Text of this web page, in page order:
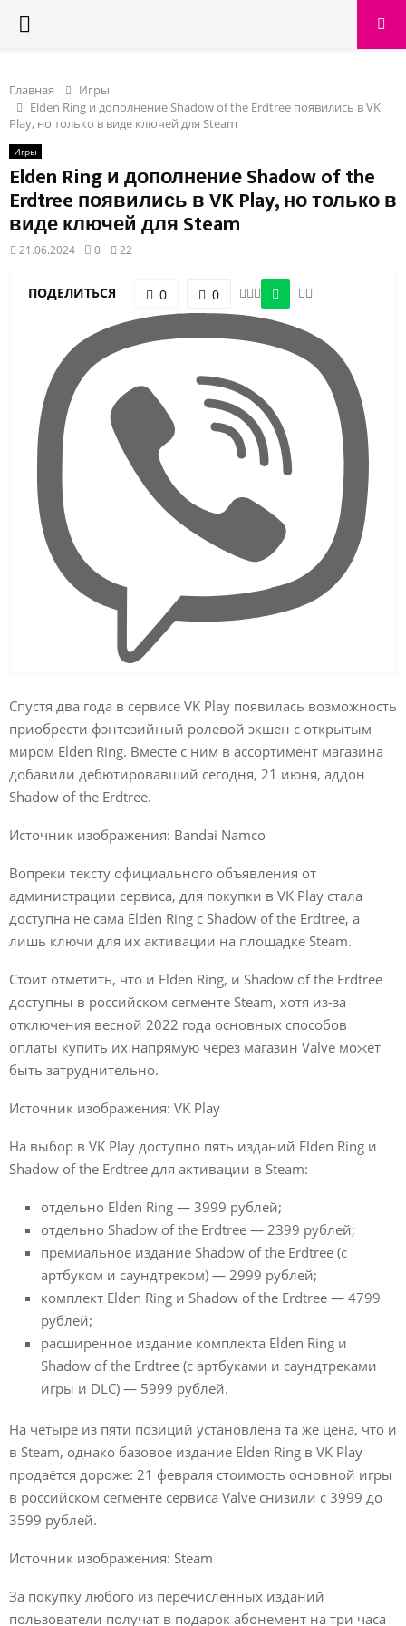
PRIMARY
Главная
Игры
Elden Ring и дополнение Shadow of the Erdtree появились в VK
Play, но только в виде ключей для Steam
Игры
Elden Ring и дополнение Shadow of the
Erdtree появились в VK Play, но только в
виде ключей для Steam
21.06.2024 0 22
ПОДЕЛИТЬСЯ 0 0
Спустя два года в сервисе VK Play появилась возможность
приобрести фэнтезийный ролевой экшен с открытым
миром Elden Ring. Вместе с ним в ассортимент магазина
добавили дебютировавший сегодня, 21 июня, аддон
Shadow of the Erdtree.
Источник изображения: Bandai Namco
Вопреки тексту официального объявления от
администрации сервиса, для покупки в VK Play стала
доступна не сама Elden Ring с Shadow of the Erdtree, а
лишь ключи для их активации на площадке Steam.
Стоит отметить, что и Elden Ring, и Shadow of the Erdtree
доступны в российском сегменте Steam, хотя из-за
отключения весной 2022 года основных способов
оплаты купить их напрямую через магазин Valve может
быть затруднительно.
Источник изображения: VK Play
На выбор в VK Play доступно пять изданий Elden Ring и
Shadow of the Erdtree для активации в Steam:
отдельно Elden Ring — 3999 рублей;
отдельно Shadow of the Erdtree — 2399 рублей;
премиальное издание Shadow of the Erdtree (с
артбуком и саундтреком) — 2999 рублей;
комплект Elden Ring и Shadow of the Erdtree — 4799
рублей;
расширенное издание комплекта Elden Ring и
Shadow of the Erdtree (с артбуками и саундтреками
игры и DLC) — 5999 рублей.
На четыре из пяти позиций установлена та же цена, что и
в Steam, однако базовое издание Elden Ring в VK Play
продаётся дороже: 21 февраля стоимость основной игры
в российском сегменте сервиса Valve снизили с 3999 до
3599 рублей.
Источник изображения: Steam
За покупку любого из перечисленных изданий
пользователи получат в подарок абонемент на три часа